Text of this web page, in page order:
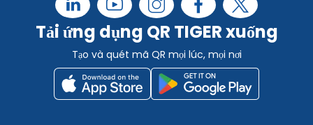
Tải ứng dụng QR TIGER xuống
Tạo và quét mã QR mọi lúc, mọi nơi